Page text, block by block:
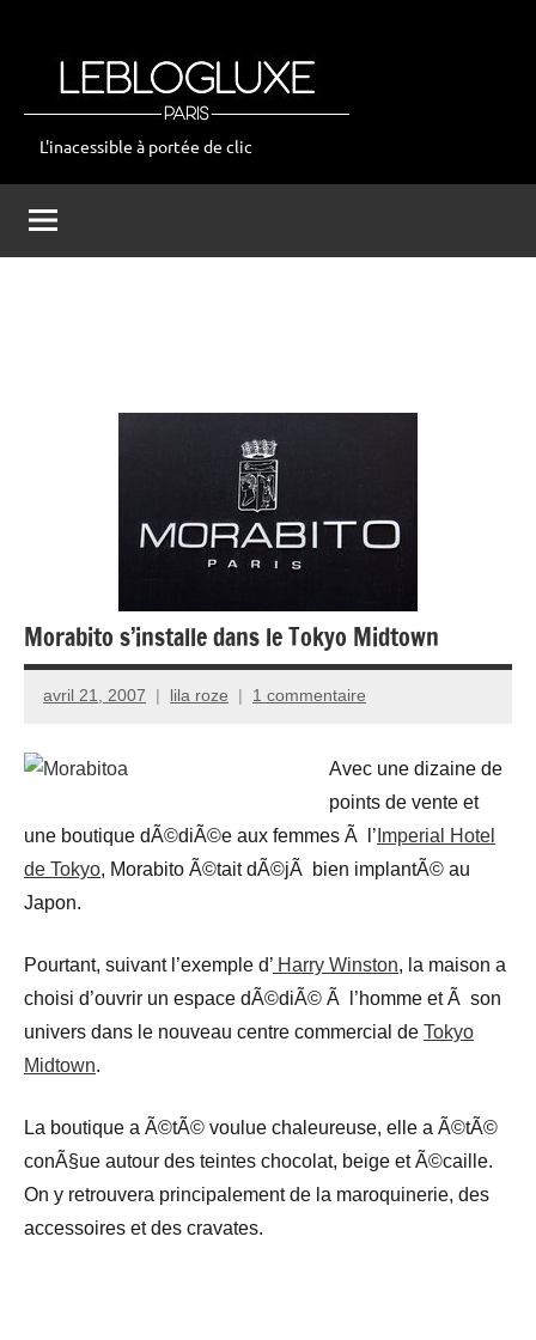
leblogluxe
L'inacessible à portée de clic
Morabito s’installe dans le Tokyo Midtown
avril 21, 2007 lila roze 1 commentaire
Avec une dizaine de
points de vente et
une boutique dÃ©diÃ©e aux femmes Ã l’ Imperial Hotel
de Tokyo, Morabito Ã©tait dÃ©jÃ bien implantÃ© au
Japon.
Pourtant, suivant l’exemple d’ Harry Winston, la maison a
choisi d’ouvrir un espace dÃ©diÃ© Ã l’homme et Ã son
univers dans le nouveau centre commercial de Tokyo
Midtown.
La boutique a Ã©tÃ© voulue chaleureuse, elle a Ã©tÃ©
conÃ§ue autour des teintes chocolat, beige et Ã©caille.
On y retrouvera principalement de la maroquinerie, des
accessoires et des cravates.